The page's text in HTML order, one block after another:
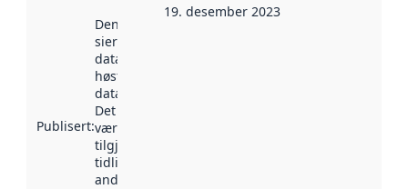
Publisert:
Denne datoen
sier når
datasettet ble
høstet av
data.norge.no.
Det kan ha
vært
tilgjengelig
tidligere
andre steder.
19. desember 2023